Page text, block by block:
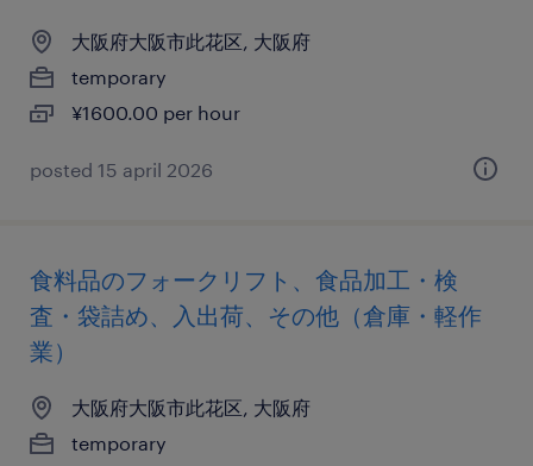
大阪府大阪市此花区, 大阪府
temporary
¥1600.00 per hour
posted 15 april 2026
食料品のフォークリフト、食品加工・検
査・袋詰め、入出荷、その他（倉庫・軽作
業）
大阪府大阪市此花区, 大阪府
temporary